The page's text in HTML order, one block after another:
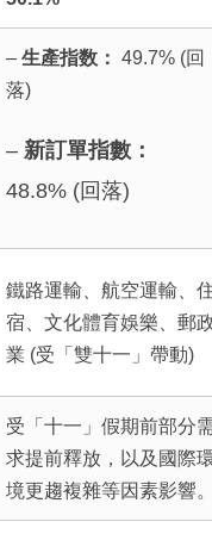
– 生產指数： 49.7% (回
落)
– 新訂單指數：
48.8% (回落)
鐵路運輸、航空運輸、
宿、文化體育娛樂、郵
業 (受「雙十一」帶動)
受「十一」假期前部分
求提前釋放，以及國際
境更趨複雜等因素影響。